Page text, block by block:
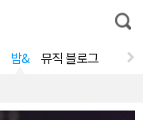
통
합
밤& 뮤직 블로그